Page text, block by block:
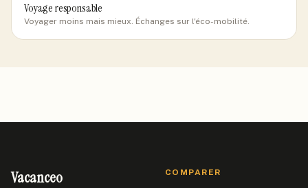
Voyage responsable
Voyager moins mais mieux. Échanges sur l'éco-mobilité.
Vacanceo COMPARER